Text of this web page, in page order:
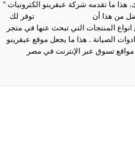
هذا ما تقدمه شركة عبقرينو الكترونيات ”
من هذا أن
توفر لك
انواع المنتجات التي تبحث عنها في متجر
الصيانة . هذا ما يجعل موقع عبقرينو